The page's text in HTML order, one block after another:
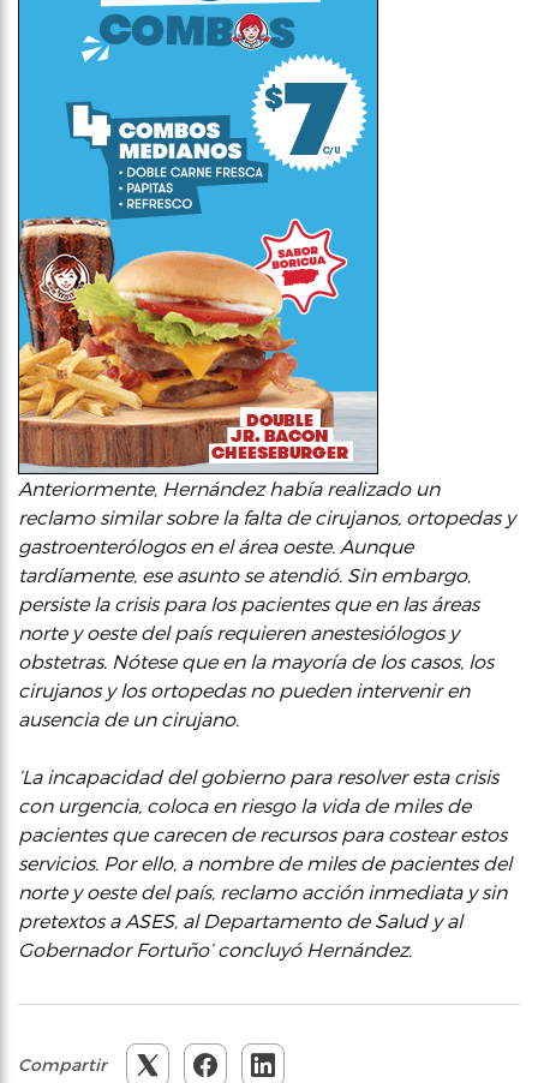
Anteriormente, Hernández había realizado un
reclamo similar sobre la falta de cirujanos, ortopedas y
gastroenterólogos en el área oeste. Aunque
tardíamente, ese asunto se atendió. Sin embargo,
persiste la crisis para los pacientes que en las áreas
norte y oeste del país requieren anestesiólogos y
obstetras. Nótese que en la mayoría de los casos, los
cirujanos y los ortopedas no pueden intervenir en
ausencia de un cirujano.
‘La incapacidad del gobierno para resolver esta crisis
con urgencia, coloca en riesgo la vida de miles de
pacientes que carecen de recursos para costear estos
servicios. Por ello, a nombre de miles de pacientes del
norte y oeste del país, reclamo acción inmediata y sin
pretextos a ASES, al Departamento de Salud y al
Gobernador Fortuño’ concluyó Hernández.
Compartir